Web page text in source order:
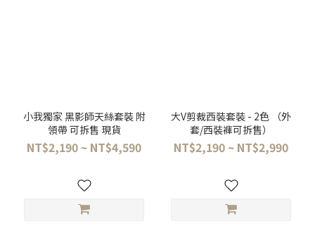
小我獨家 黑影師天絲套裝 附
領帶 可拆售 現貨
NT$2,190 ~ NT$4,590
大V剪裁西裝套裝 - 2色 （外
套/西裝褲可拆售）
NT$2,190 ~ NT$2,990